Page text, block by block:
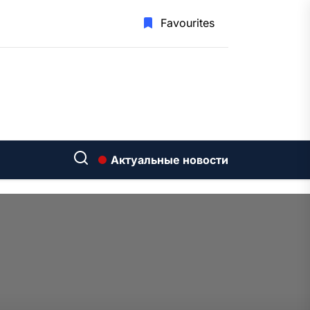
Favourites
Актуальные новости